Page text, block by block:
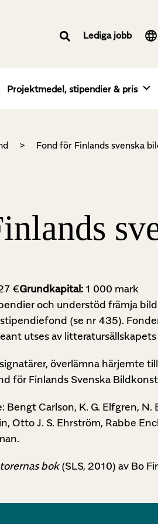
Lediga jobb
Projektmedel, stipendier & pris
> Fond för Finlands svenska
€Grundkapital: 1 000 mark
och understöd främja
(se nr 435).
utses av litteratursällskapets
överlämna härjemte
för Finlands Svenska
Carlson, K. G. Elfgren,
Otto J. S. Ehrström, Rabbe
bok(SLS, 2010) av Bo